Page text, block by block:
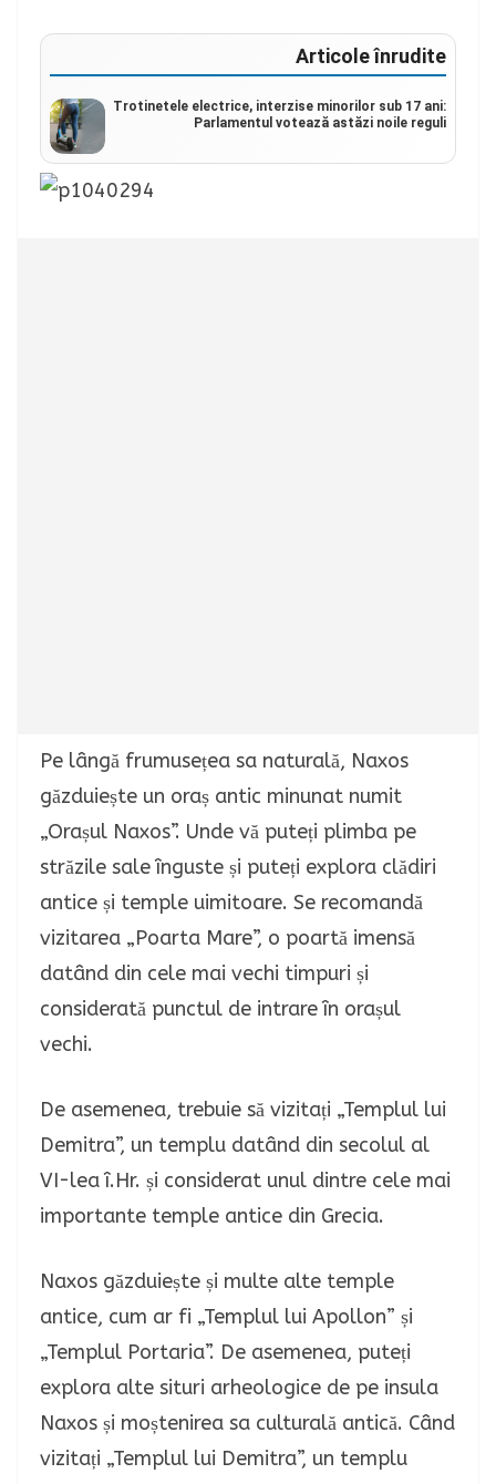
Articole înrudite
Trotinetele electrice, interzise minorilor sub 17 ani:
Parlamentul votează astăzi noile reguli
Pe lângă frumusețea sa naturală, Naxos
găzduiește un oraș antic minunat numit
„Orașul Naxos”. Unde vă puteți plimba pe
străzile sale înguste și puteți explora clădiri
antice și temple uimitoare. Se recomandă
vizitarea „Poarta Mare”, o poartă imensă
datând din cele mai vechi timpuri și
considerată punctul de intrare în orașul
vechi.
De asemenea, trebuie să vizitați „Templul lui
Demitra”, un templu datând din secolul al
VI-lea î.Hr. și considerat unul dintre cele mai
importante temple antice din Grecia.
Naxos găzduiește și multe alte temple
antice, cum ar fi „Templul lui Apollon” și
„Templul Portaria”. De asemenea, puteți
explora alte situri arheologice de pe insula
Naxos și moștenirea sa culturală antică. Când
vizitați „Templul lui Demitra”, un templu